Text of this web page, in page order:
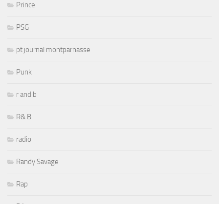
Prince
PSG
pt journal montparnasse
Punk
r and b
R& B
radio
Randy Savage
Rap